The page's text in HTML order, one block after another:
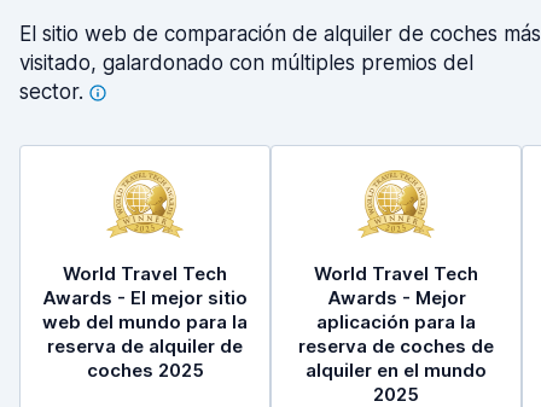
El sitio web de comparación de alquiler de coches más
visitado, galardonado con múltiples premios del
sector.
World Travel Tech
Awards - El mejor sitio
web del mundo para la
reserva de alquiler de
coches 2025
World Travel Tech
Awards - Mejor
aplicación para la
reserva de coches de
alquiler en el mundo
2025